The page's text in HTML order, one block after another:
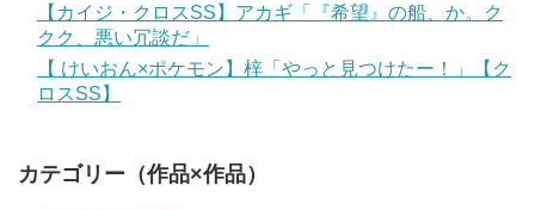
【カイジ・クロスSS】アカギ「『希望』の船、か。ク
クク、悪い冗談だ」
【 けいおん×ポケモン】梓「やっと見つけたー！」【ク
ロスSS】
カテゴリー（作品×作品）